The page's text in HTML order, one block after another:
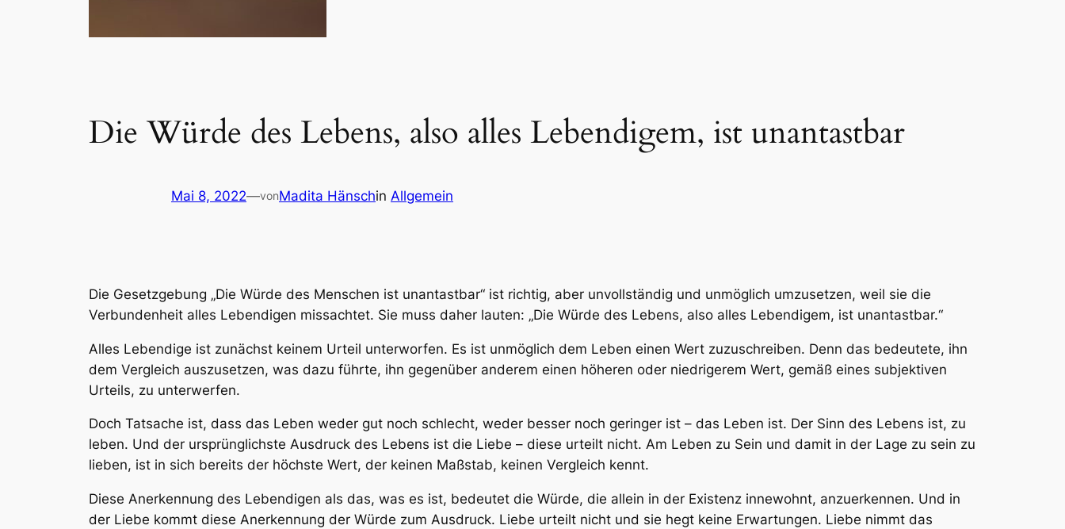
Die Würde des Lebens, also alles Lebendigem, ist unantastbar
Mai 8, 2022—vonMadita Hänschin Allgemein
Die Gesetzgebung „Die Würde des Menschen ist unantastbar“ ist richtig, aber unvollständig und unmöglich umzusetzen, weil sie die
Verbundenheit alles Lebendigen missachtet. Sie muss daher lauten: „Die Würde des Lebens, also alles Lebendigem, ist unantastbar.“
Alles Lebendige ist zunächst keinem Urteil unterworfen. Es ist unmöglich dem Leben einen Wert zuzuschreiben. Denn das bedeutete, ihn
dem Vergleich auszusetzen, was dazu führte, ihn gegenüber anderem einen höheren oder niedrigerem Wert, gemäß eines subjektiven
Urteils, zu unterwerfen.
Doch Tatsache ist, dass das Leben weder gut noch schlecht, weder besser noch geringer ist – das Leben ist. Der Sinn des Lebens ist, zu
leben. Und der ursprünglichste Ausdruck des Lebens ist die Liebe – diese urteilt nicht. Am Leben zu Sein und damit in der Lage zu sein zu
lieben, ist in sich bereits der höchste Wert, der keinen Maßstab, keinen Vergleich kennt.
Diese Anerkennung des Lebendigen als das, was es ist, bedeutet die Würde, die allein in der Existenz innewohnt, anzuerkennen. Und in
der Liebe kommt diese Anerkennung der Würde zum Ausdruck. Liebe urteilt nicht und sie hegt keine Erwartungen. Liebe nimmt das